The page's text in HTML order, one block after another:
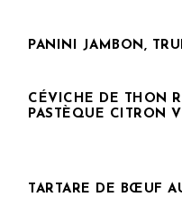
PANINI JAMBON,
CÉVICHE DE THON
PASTÈQUE CITRON
TARTARE DE BŒUF